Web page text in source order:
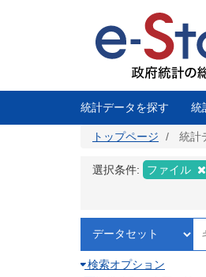
に
統計データを探す 統
トップページ 統計
選択条件: ファイル
検索オプション